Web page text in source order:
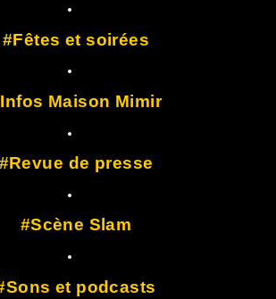
Fêtes et soirées
Infos Maison Mimir
Revue de presse
Scène Slam
Sons et podcasts